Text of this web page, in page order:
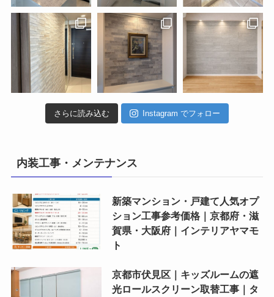
さらに読み込む Instagram でフォロー
内装工事・メンテナンス
新築マンション・戸建て人気オプ
ション工事参考価格｜京都府・滋
賀県・大阪府｜インテリアヤマモ
ト
京都市伏見区｜キッズルームの遮
光ロールスクリーン取替工事｜タ